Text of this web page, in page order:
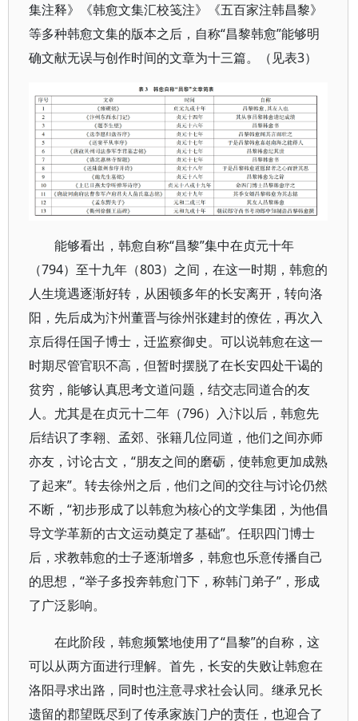
集注释》《韩愈文集汇校笺注》《五百家注韩昌黎》
等多种韩愈文集的版本之后，自称“昌黎韩愈”能够明
确文献无误与创作时间的文章为十三篇。（见表3）
能够看出，韩愈自称“昌黎”集中在贞元十年
（794）至十九年（803）之间，在这一时期，韩愈的
人生境遇逐渐好转，从困顿多年的长安离开，转向洛
阳，先后成为汴州董晋与徐州张建封的僚佐，再次入
京后得任国子博士，迁监察御史。可以说韩愈在这一
时期尽管官职不高，但暂时摆脱了在长安四处干谒的
贫穷，能够认真思考文道问题，结交志同道合的友
人。尤其是在贞元十二年（796）入汴以后，韩愈先
后结识了李翱、孟郊、张籍几位同道，他们之间亦师
亦友，讨论古文，“朋友之间的磨砺，使韩愈更加成熟
了起来”。转去徐州之后，他们之间的交往与讨论仍然
不断，“初步形成了以韩愈为核心的文学集团，为他倡
导文学革新的古文运动奠定了基础”。任职四门博士
后，求教韩愈的士子逐渐增多，韩愈也乐意传播自己
的思想，“举子多投奔韩愈门下，称韩门弟子”，形成
了广泛影响。
在此阶段，韩愈频繁地使用了“昌黎”的自称，这
可以从两方面进行理解。首先，长安的失败让韩愈在
洛阳寻求出路，同时也注意寻求社会认同。继承兄长
遗留的郡望既尽到了传承家族门户的责任，也迎合了